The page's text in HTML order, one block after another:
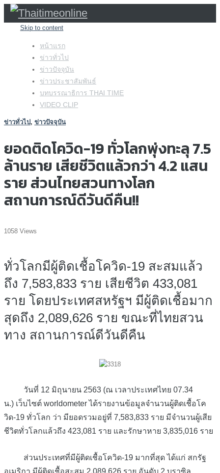
Skip to content
หน้าแรก
ข่าวทั่วไป
ข่าวปัจจุบัน
ข่าวประชาสัมพันธ์
บทบรรณาธิการ THAI TIME
VIDEO CLIP
ข่าวทั่วไป, ข่าวปัจจุบัน
ยอดติดโควิด-19 ทั่วโลกพุ่งทะลุ 7.5
ล้านราย เสียชีวิตแล้วกว่า 4.2 แสน
ราย ส่วนไทยสวนทางโลก
สถานการณ์ดีวันดีคืน!!
1058 Views
ทั่วโลกมีผู้ติดเชื้อโควิด-19 สะสมแล้ว
ถึง 7,583,833 ราย เสียชีวิต 433,081
ราย โดยประเทศสหรัฐฯ มีผู้ติดเชื้อมาก
สุดถึง 2,089,626 ราย ขณะที่ไทยสวน
ทาง สถานการณ์ดีวันดีคืน
วันที่ 12 มิถุนายน 2563 (ณ เวลาประเทศไทย 07.34
น.) เว็บไซต์ worldometer ได้รายงานข้อมูลจำนวนผู้ติดเชื้อโค
วิด-19 ทั่วโลก ว่า มียอดรวมอยู่ที่ 7,583,833 ราย มีจำนวนผู้เสีย
ชีวิตทั่วโลกแล้วถึง 423,081 ราย และรักษาหาย 3,835,016 ราย
ส่วนประเทศที่มีผู้ติดเชื้อโควิด-19 มากที่สุด ได้แก่ สกรัฐ